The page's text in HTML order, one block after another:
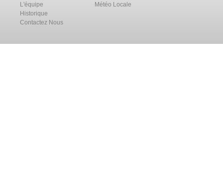
L'équipe
Historique
Contactez Nous
Météo Locale